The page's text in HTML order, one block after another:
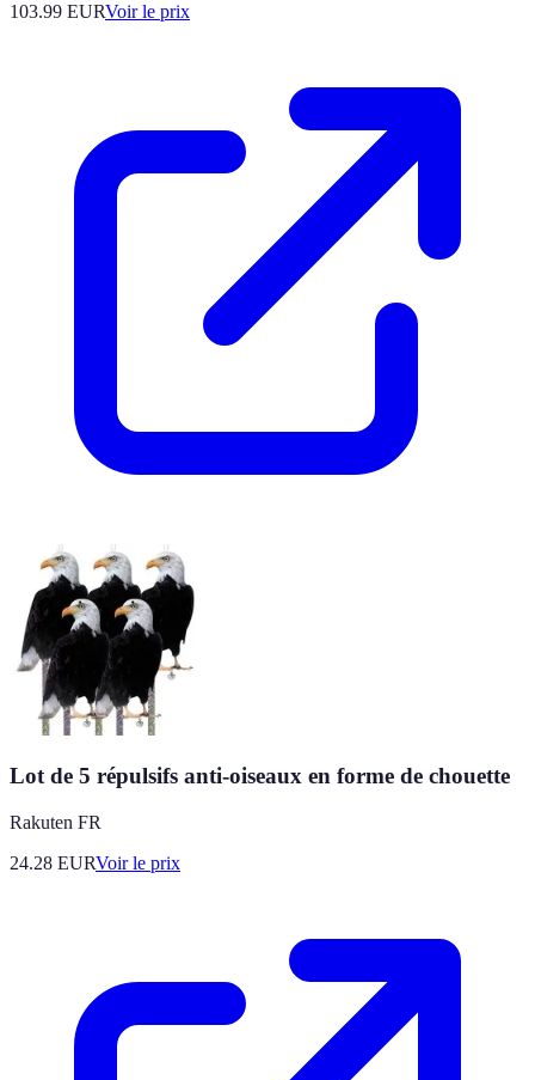
103.99 EURVoir le prix
Lot de 5 répulsifs anti-oiseaux en forme de chouette
Rakuten FR
24.28 EURVoir le prix